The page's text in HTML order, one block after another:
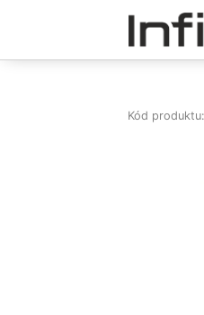
Kód